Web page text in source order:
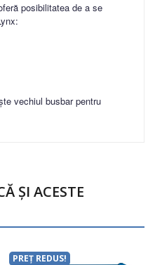
posibilitatea de a se
vechiul busbar pentru
ȘI ACESTE
PREȚ REDUS!